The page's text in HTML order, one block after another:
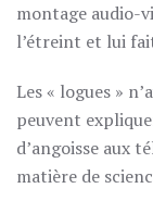
montage audio-
l’étreint et lui
Les « logues »
peuvent
d’angoisse aux
matière de